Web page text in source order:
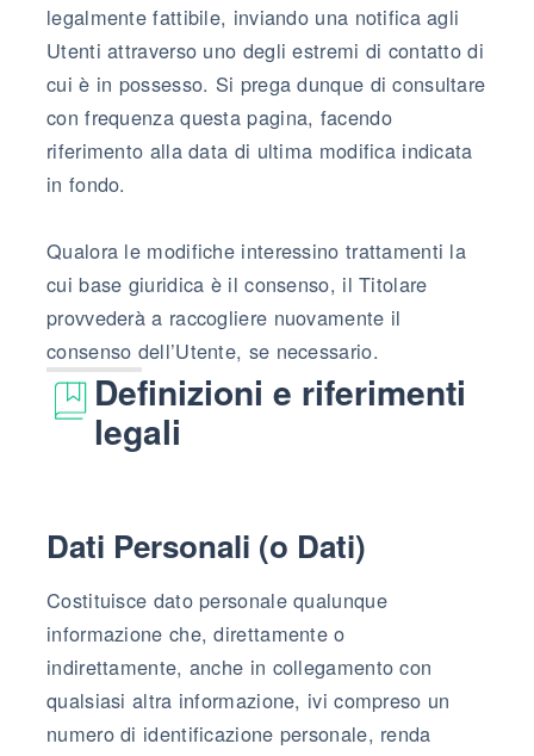
legalmente fattibile, inviando una notifica agli
Utenti attraverso uno degli estremi di contatto di
cui è in possesso. Si prega dunque di consultare
con frequenza questa pagina, facendo
riferimento alla data di ultima modifica indicata
in fondo.
Qualora le modifiche interessino trattamenti la
cui base giuridica è il consenso, il Titolare
provvederà a raccogliere nuovamente il
consenso dell’Utente, se necessario.
Definizioni e riferimenti
legali
Dati Personali (o Dati)
Costituisce dato personale qualunque
informazione che, direttamente o
indirettamente, anche in collegamento con
qualsiasi altra informazione, ivi compreso un
numero di identificazione personale, renda